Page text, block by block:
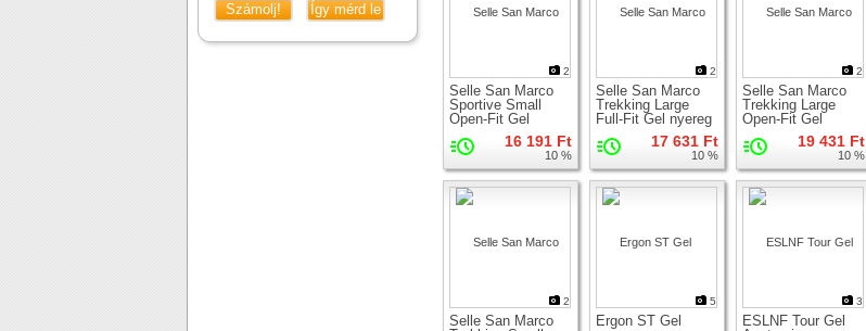
Számolj! Így mérd le
2
Selle San Marco
Sportive Small
Open-Fit Gel
16 191 Ft
10 %
2
Selle San Marco
Trekking Large
Full-Fit Gel nyereg
17 631 Ft
10 %
2
Selle San Marco
Trekking Large
Open-Fit Gel
19 431 Ft
10 %
2
Selle San Marco
5
Ergon ST Gel
3
ESLNF Tour Gel